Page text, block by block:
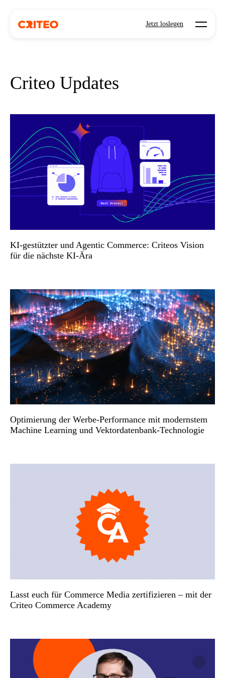
Jetzt loslegen Open
Criteo Updates
KI-gestützter und Agentic Commerce: Criteos Vision
für die nächste KI-Ära
Optimierung der Werbe-Performance mit modernstem
Machine Learning und Vektordatenbank-Technologie
Lasst euch für Commerce Media zertifizieren – mit der
Criteo Commerce Academy